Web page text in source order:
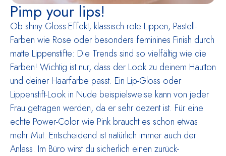
Pimp your lips!
Ob shiny Gloss-Effekt, klassisch rote Lippen, Pastell-
Farben wie Rose oder besonders feminines Finish durch
matte Lippenstifte: Die Trends sind so vielfältig wie die
Farben! Wichtig ist nur, dass der Look zu deinem Hautton
und deiner Haarfarbe passt. Ein Lip-Gloss oder
Lippenstift-Look in Nude beispielsweise kann von jeder
Frau getragen werden, da er sehr dezent ist. Für eine
echte Power-Color wie Pink braucht es schon etwas
mehr Mut. Entscheidend ist natürlich immer auch der
Anlass. Im Büro wirst du sicherlich einen zurück­